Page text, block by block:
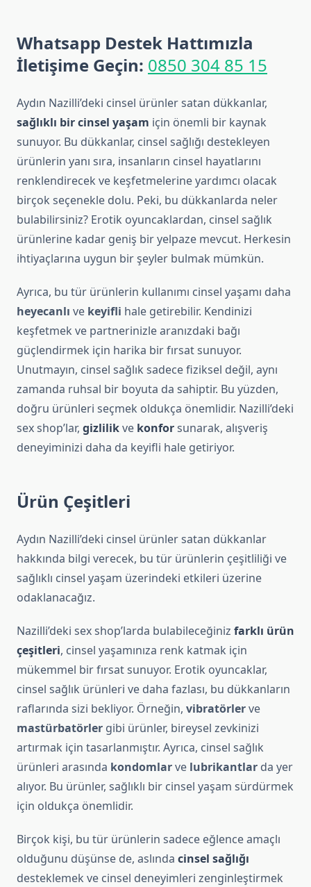
Whatsapp Destek Hattımızla
İletişime Geçin: 0850 304 85 15
Aydın Nazilli’deki cinsel ürünler satan dükkanlar,
sağlıklı bir cinsel yaşam için önemli bir kaynak
sunuyor. Bu dükkanlar, cinsel sağlığı destekleyen
ürünlerin yanı sıra, insanların cinsel hayatlarını
renklendirecek ve keşfetmelerine yardımcı olacak
birçok seçenekle dolu. Peki, bu dükkanlarda neler
bulabilirsiniz? Erotik oyuncaklardan, cinsel sağlık
ürünlerine kadar geniş bir yelpaze mevcut. Herkesin
ihtiyaçlarına uygun bir şeyler bulmak mümkün.
Ayrıca, bu tür ürünlerin kullanımı cinsel yaşamı daha
heyecanlı ve keyifli hale getirebilir. Kendinizi
keşfetmek ve partnerinizle aranızdaki bağı
güçlendirmek için harika bir fırsat sunuyor.
Unutmayın, cinsel sağlık sadece fiziksel değil, aynı
zamanda ruhsal bir boyuta da sahiptir. Bu yüzden,
doğru ürünleri seçmek oldukça önemlidir. Nazilli’deki
sex shop’lar, gizlilikve konforsunarak, alışveriş
deneyiminizi daha da keyifli hale getiriyor.
Ürün Çeşitleri
Aydın Nazilli’deki cinsel ürünler satan dükkanlar
hakkında bilgi verecek, bu tür ürünlerin çeşitliliği ve
sağlıklı cinsel yaşam üzerindeki etkileri üzerine
odaklanacağız.
Nazilli’deki sex shop’larda bulabileceğiniz farklı ürün
çeşitleri, cinsel yaşamınıza renk katmak için
mükemmel bir fırsat sunuyor. Erotik oyuncaklar,
cinsel sağlık ürünleri ve daha fazlası, bu dükkanların
raflarında sizi bekliyor. Örneğin, vibratörlerve
mastürbatörler gibi ürünler, bireysel zevkinizi
artırmak için tasarlanmıştır. Ayrıca, cinsel sağlık
ürünleri arasında kondomlarve lubrikantlar da yer
alıyor. Bu ürünler, sağlıklı bir cinsel yaşam sürdürmek
için oldukça önemlidir.
Birçok kişi, bu tür ürünlerin sadece eğlence amaçlı
olduğunu düşünse de, aslında cinsel sağlığı
desteklemek ve cinsel deneyimleri zenginleştirmek